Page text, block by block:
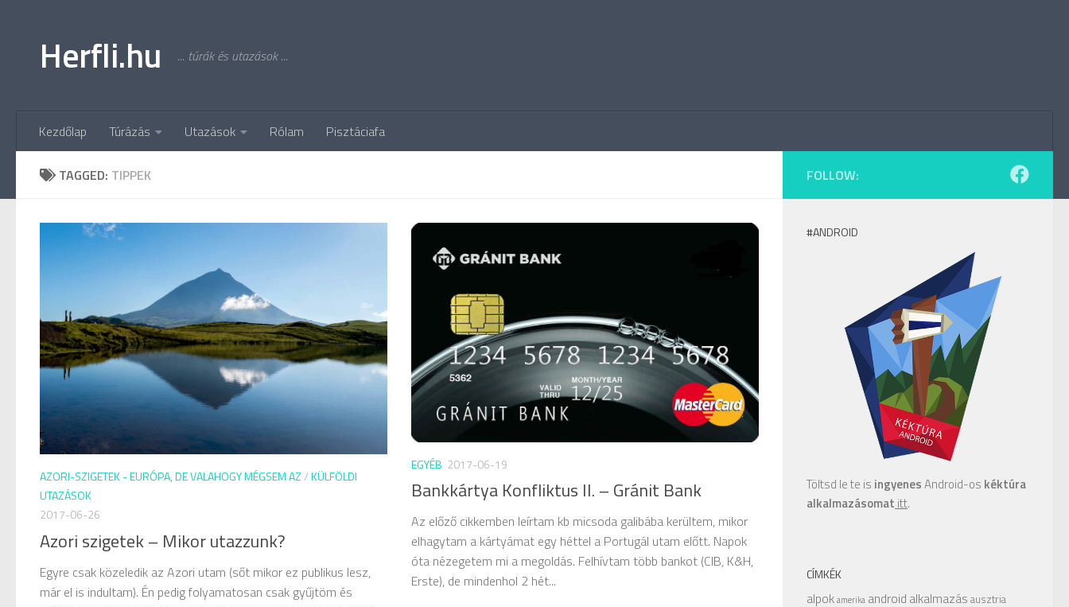
Herfli.hu ... túrák és utazások ...
Kezdőlap Túrázás Utazások Rólam Pisztáciafa
TAGGED: TIPPEK
AZORI-SZIGETEK - EURÓPA, DE VALAHOGY MÉGSEM AZ/KÜLFÖLDI
UTAZÁSOK
2017-06-26
Azori szigetek – Mikor utazzunk?
Egyre csak közeledik az Azori utam (sőt mikor ez publikus lesz,
már el is indultam). Én pedig folyamatosan csak gyűjtöm és
EGYÉB 2017-06-19
Bankkártya Konfliktus II. – Gránit Bank
Az előző cikkemben leírtam kb micsoda galibába kerültem, mikor
elhagytam a kártyámat egy héttel a Portugál utam előtt. Napok
óta nézegetem mi a megoldás. Felhívtam több bankot (CIB, K&H,
Erste), de mindenhol 2 hét...
FOLLOW:
#ANDROID
Töltsd le te is ingyenesAndroid-os kéktúra
alkalmazásomat itt.
CÍMKÉK
alpokamerika android alkalmazás ausztria